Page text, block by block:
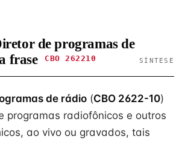
de programas de
frase
CBO 262210 SÍNTESE
de rádio (CBO 2622-10)
programas radiofônicos e outros
ao vivo ou gravados, tais